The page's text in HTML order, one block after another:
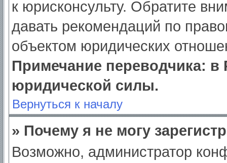
к юрисконсульту. Обратите
давать рекомендаций по
объектом юридических
Примечание переводчика: в
юридической силы.
Вернуться к началу
» Почему я не могу
Возможно, администратор